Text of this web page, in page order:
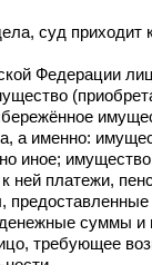
суд приходит
Федерации
а именно:
иное;
ней платежи,
суммы
требующее